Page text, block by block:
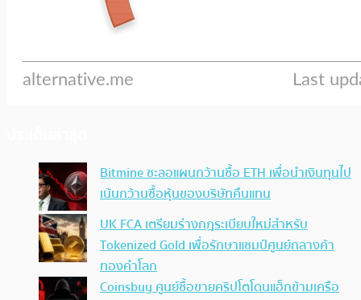
Bitmine ชะลอแผนกว้านซื้อ ETH เพื่อนำเงินทุนไป
เน้นกว้านซื้อหุ้นของบริษัทคืนแทน
UK FCA เตรียมร่างกฎระเบียบใหม่สำหรับ
Tokenized Gold เพื่อรักษาแชมป์ศูนย์กลางค้า
ทองคำโลก
Coinsbuy ศูนย์ซื้อขายคริปโตโดนแฮ็กข้ามเครือ